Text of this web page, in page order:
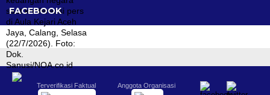
FACEBOOK
Terverifikasi Faktual Anggota Organisasi